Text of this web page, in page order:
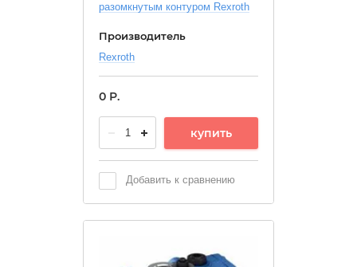
разомкнутым контуром Rexroth
Производитель
Rexroth
0 Р.
купить
Добавить к сравнению